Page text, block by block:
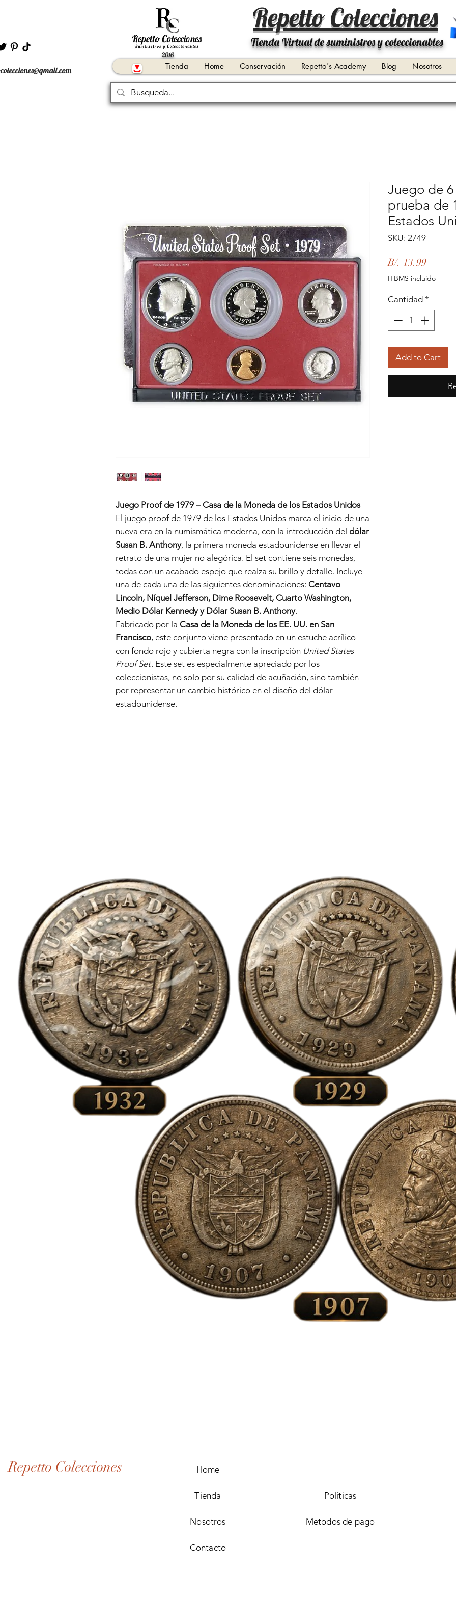
2016
Repetto Colecciones
Tienda Virtual de suministros y coleccionables
Tienda Home Conservación Repetto´s Academy Blog Nosotros
Juego Proof de 1979 – Casa de la Moneda de los Estados Unidos
El juego proof de 1979 de los Estados Unidos marca el inicio de una
nueva era en la numismática moderna, con la introducción del dólar
Susan B. Anthony, la primera moneda estadounidense en llevar el
retrato de una mujer no alegórica. El set contiene seis monedas,
todas con un acabado espejo que realza su brillo y detalle. Incluye
una de cada una de las siguientes denominaciones: Centavo
Lincoln, Níquel Jefferson, Dime Roosevelt, Cuarto Washington,
Medio Dólar Kennedy y Dólar Susan B. Anthony.
Fabricado por la Casa de la Moneda de los EE. UU. en San
Francisco, este conjunto viene presentado en un estuche acrílico
con fondo rojo y cubierta negra con la inscripción United States
Proof Set. Este set es especialmente apreciado por los
coleccionistas, no solo por su calidad de acuñación, sino también
por representar un cambio histórico en el diseño del dólar
estadounidense.
Juego de
prueba de
Estados
SKU: 2749
B/. 13.99Precio
ITBMS incluido
Cantidad *
Add to Cart
Repetto Colecciones Home
Tienda
Nosotros
Contacto
Políticas
Metodos de pago